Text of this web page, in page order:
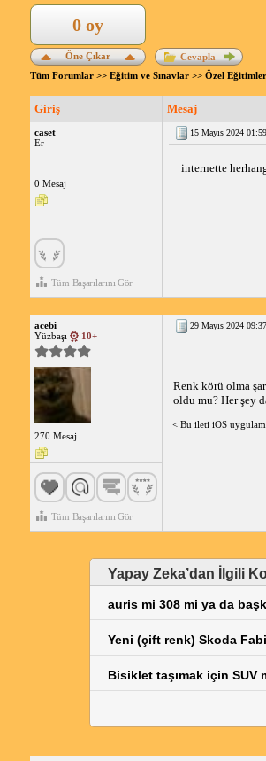
Öne Çıkar
0 oy
Cevapla
Tüm Forumlar>> Eğitim ve Sınavlar>> Özel
Giriş Mesaj
caset
Er
0 Mesaj
Tüm Başarılarını Gör
15 Mayıs 2024
internette
acebi
Yüzbaşı
10+
270 Mesaj
Tüm Başarılarını Gör
29 Mayıs 2024
Renk körü olma
oldu mu? Her şey
< Bu ileti iOS
Yapay Zeka’dan İlgili
auris mi 308 mi ya da
Yeni (çift renk) Skoda
Bisiklet taşımak için SUV